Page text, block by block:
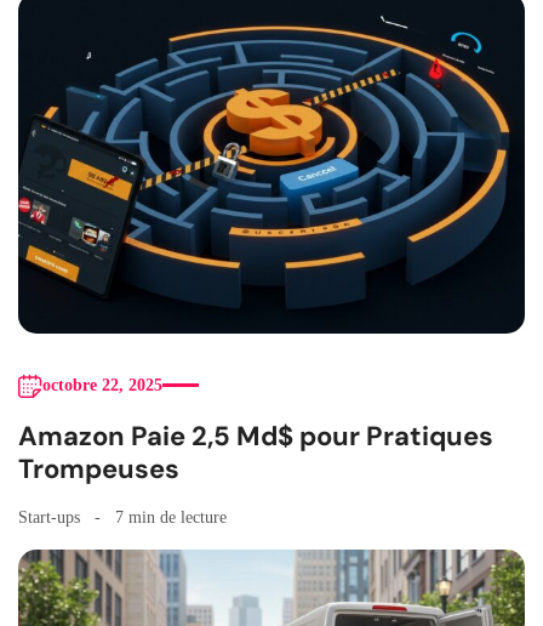
octobre 22, 2025
Amazon Paie 2,5 Md$ pour Pratiques
Trompeuses
Start-ups 7 min de lecture